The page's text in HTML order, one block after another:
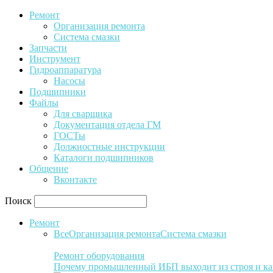
Ремонт
Организация ремонта
Система смазки
Запчасти
Инструмент
Гидроаппаратура
Насосы
Подшипники
Файлы
Для сварщика
Документация отдела ГМ
ГОСТы
Должностные инструкции
Каталоги подшипников
Общение
Вконтакте
Поиск
Ремонт
ВсеОрганизация ремонтаСистема смазки
Ремонт оборудования
Почему промышленный ИБП выходит из строя и